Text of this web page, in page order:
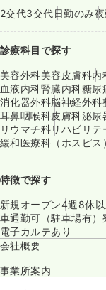
2交代3交代日勤のみ
診療科目で探す
美容外科美容皮膚科内
血液内科腎臓内科糖尿
消化器外科脳神経外科
耳鼻咽喉科皮膚科泌尿
リウマチ科リハビリ
緩和医療科（ホスピス）
特徴で探す
新規オープン4週8休
車通勤可（駐車場有）
電子カルテあり
会社概要
事業所案内